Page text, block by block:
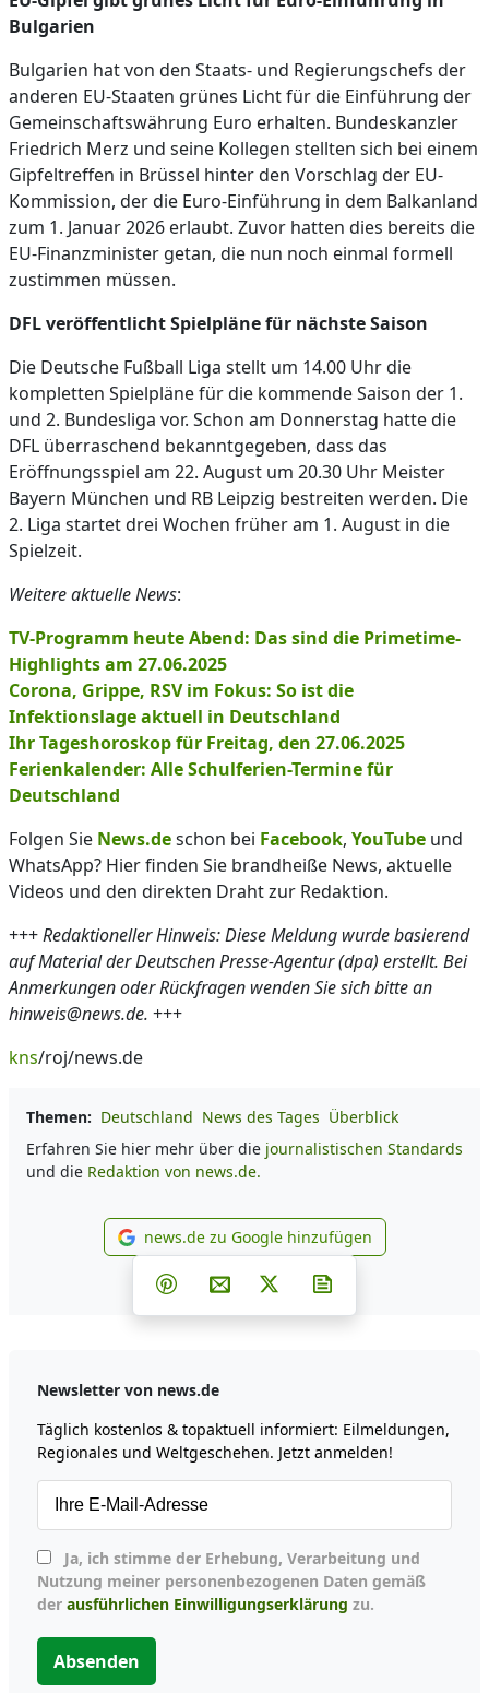
Bulgarien
Bulgarien hat von den Staats- und Regierungschefs der
anderen EU-Staaten grünes Licht für die Einführung der
Gemeinschaftswährung Euro erhalten. Bundeskanzler
Friedrich Merz und seine Kollegen stellten sich bei einem
Gipfeltreffen in Brüssel hinter den Vorschlag der EU-
Kommission, der die Euro-Einführung in dem Balkanland
zum 1. Januar 2026 erlaubt. Zuvor hatten dies bereits die
EU-Finanzminister getan, die nun noch einmal formell
zustimmen müssen.
DFL veröffentlicht Spielpläne für nächste Saison
Die Deutsche Fußball Liga stellt um 14.00 Uhr die
kompletten Spielpläne für die kommende Saison der 1.
und 2. Bundesliga vor. Schon am Donnerstag hatte die
DFL überraschend bekanntgegeben, dass das
Eröffnungsspiel am 22. August um 20.30 Uhr Meister
Bayern München und RB Leipzig bestreiten werden. Die
2. Liga startet drei Wochen früher am 1. August in die
Spielzeit.
Weitere aktuelle News:
TV-Programm heute Abend: Das sind die Primetime-
Highlights am 27.06.2025
Corona, Grippe, RSV im Fokus: So ist die
Infektionslage aktuell in Deutschland
Ihr Tageshoroskop für Freitag, den 27.06.2025
Ferienkalender: Alle Schulferien-Termine für
Deutschland
Folgen Sie News.deschon bei Facebook, YouTube und
WhatsApp? Hier finden Sie brandheiße News, aktuelle
Videos und den direkten Draht zur Redaktion.
+++Redaktioneller Hinweis: Diese Meldung wurde basierend
auf Material der Deutschen Presse-Agentur (dpa) erstellt. Bei
Anmerkungen oder Rückfragen wenden Sie sich bitte an
hinweis@news.de. +++
kns/roj/news.de
Themen: Deutschland News des Tages Überblick
Erfahren Sie hier mehr über die journalistischen Standards
und die Redaktion von news.de.
news.de zu Google
news.de zu Google hinzufügen
Teilen auf Facebook
Teilen auf Whatsapp
Teilen auf Telegram
Teilen auf Pinterest
Per E-Mail teilen
Post auf X
Newsletter von news.de
Täglich kostenlos & topaktuell informiert: Eilmeldungen,
Regionales und Weltgeschehen. Jetzt anmelden!
Nutzung meiner personenbezogenen Daten gemäß
der ausführlichen Einwilligungserklärung zu.
Absenden